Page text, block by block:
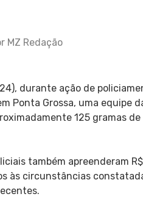
MZ Redação
durante ação de
Ponta Grossa, uma equipe
125 gramas
também apreenderam
às circunstâncias